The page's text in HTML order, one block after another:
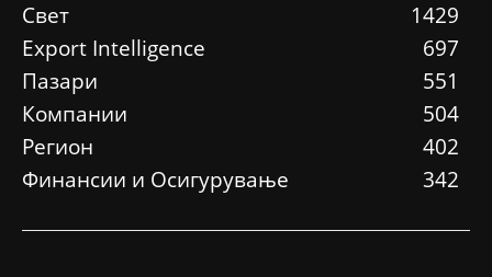
Свет
1429
Еxport Intelligence
697
Пазари
551
Компании
504
Регион
402
Финансии и Осигурување
342